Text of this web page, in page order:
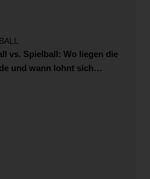
vs. Spielball: Wo liegen die
und wann lohnt sich